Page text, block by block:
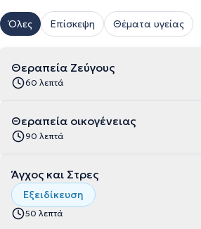
Όλες Επίσκεψη Θέματα υγείας
Θεραπεία Ζεύγους
60 λεπτά
Θεραπεία οικογένειας
90 λεπτά
Άγχος και Στρες
Εξειδίκευση
50 λεπτά